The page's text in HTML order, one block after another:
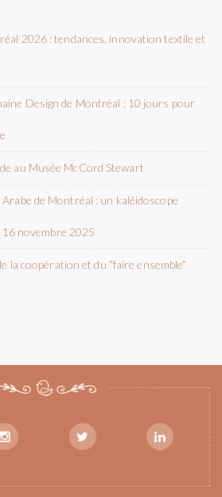
2026 : tendances, innovation textile et
Design de Montréal : 10 jours pour
au Musée McCord Stewart
de Montréal : un kaléidoscope
novembre 2025
la coopération et du “faire ensemble”